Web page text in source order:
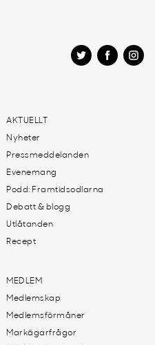
AKTUELLT
Nyheter
Pressmeddelanden
Evenemang
Podd: Framtidsodlarna
Debatt & blogg
Utlåtanden
Recept
MEDLEM
Medlemskap
Medlemsförmåner
Markägarfrågor